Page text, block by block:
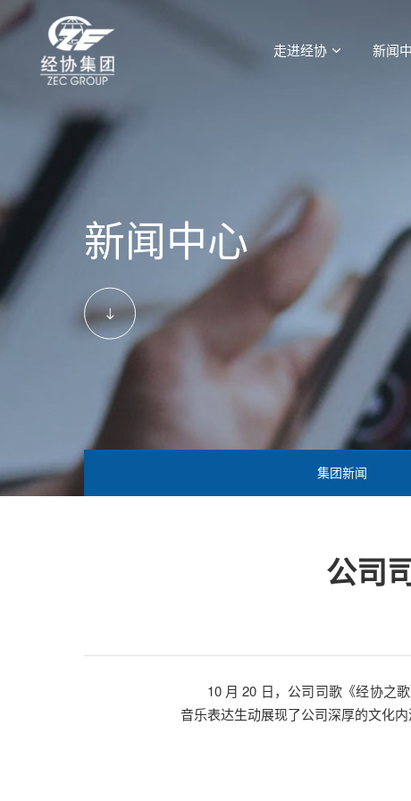
走进经协 新闻
新闻中心
集团新闻
公司
10 月 20 日，公司司歌《经协之
音乐表达生动展现了公司深厚的文化内